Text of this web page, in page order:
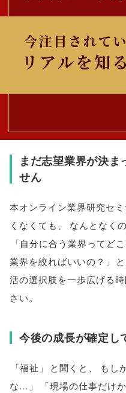
まだ志望業界が決ま
せん
本オンライン業界研究セ
くなくても 、 なんとなく
「自分に合う業界ってど
業界を絞ればいいの？ 」
活の選択肢を一歩広げる
さい。
今後の成長が確定し
「福祉 」 と聞くと 、 もし
な… 」 「現場の仕事だけ